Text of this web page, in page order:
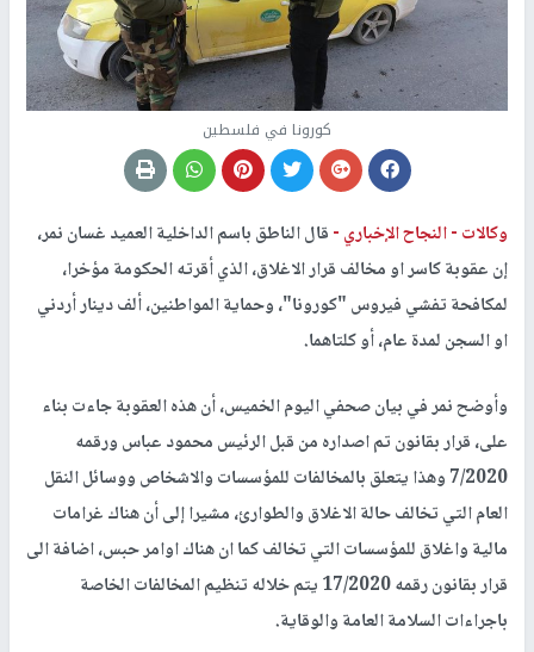
كورونا في فلسطين
وكالات -النجاح الإخباري -قال الناطق باسم الداخلية العميد غسان نمر،
إن عقوبة كاسر او مخالف قرار الاغلاق، الذي أقرته الحكومة مؤخرا،
لمكافحة تفشي فيروس "كورونا"، وحماية المواطنين، ألف دينار أردني
او السجن لمدة عام، أو كلتاهما.
وأوضح نمر في بيان صحفي اليوم الخميس، أن هذه العقوبة جاءت بناء
على، قرار بقانون تم اصداره من قبل الرئيس محمود عباس ورقمه
7/2020 وهذا يتعلق بالمخالفات للمؤسسات والاشخاص ووسائل النقل
العام التي تخالف حالة الاغلاق والطوارئ، مشيرا إلى أن هناك غرامات
مالية واغلاق للمؤسسات التي تخالف كما ان هناك اوامر حبس، اضافة الى
قرار بقانون رقمه 17/2020 يتم خلاله تنظيم المخالفات الخاصة
باجراءات السلامة العامة والوقاية.